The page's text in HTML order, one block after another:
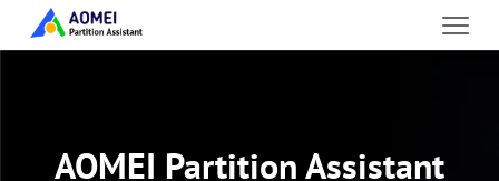
AOMEI Partition Assistant